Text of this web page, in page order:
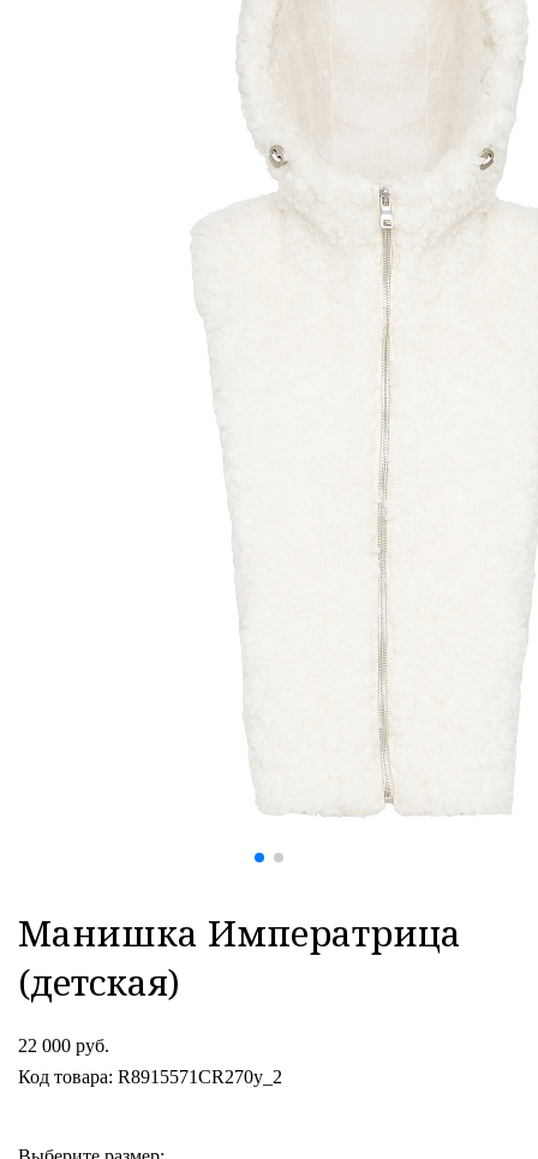
Манишка Императрица
(детская)
22 000 руб.
Код товара: R8915571CR270y_2